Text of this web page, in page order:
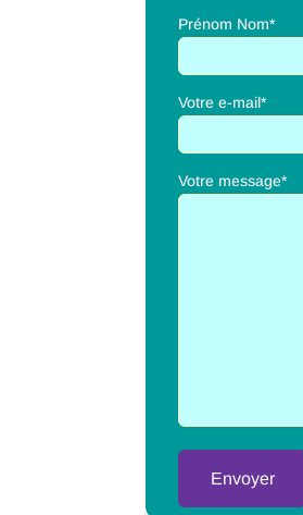
Prénom Nom*
Votre e-mail*
Votre message*